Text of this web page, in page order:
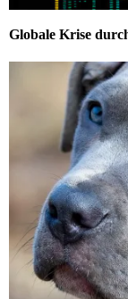
Globale Krise